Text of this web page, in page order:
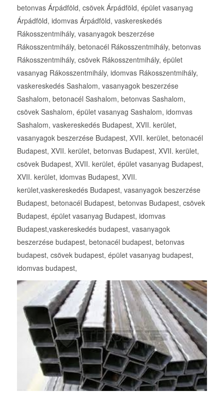
betonvas Árpádföld, csövek Árpádföld, épület vasanyag
Árpádföld, idomvas Árpádföld, vaskereskedés
Rákosszentmihály, vasanyagok beszerzése
Rákosszentmihály, betonacél Rákosszentmihály, betonvas
Rákosszentmihály, csövek Rákosszentmihály, épület
vasanyag Rákosszentmihály, idomvas Rákosszentmihály,
vaskereskedés Sashalom, vasanyagok beszerzése
Sashalom, betonacél Sashalom, betonvas Sashalom,
csövek Sashalom, épület vasanyag Sashalom, idomvas
Sashalom, vaskereskedés Budapest, XVII. kerület,
vasanyagok beszerzése Budapest, XVII. kerület, betonacél
Budapest, XVII. kerület, betonvas Budapest, XVII. kerület,
csövek Budapest, XVII. kerület, épület vasanyag Budapest,
XVII. kerület, idomvas Budapest, XVII.
kerület,vaskereskedés Budapest, vasanyagok beszerzése
Budapest, betonacél Budapest, betonvas Budapest, csövek
Budapest, épület vasanyag Budapest, idomvas
Budapest,vaskereskedés budapest, vasanyagok
beszerzése budapest, betonacél budapest, betonvas
budapest, csövek budapest, épület vasanyag budapest,
idomvas budapest,